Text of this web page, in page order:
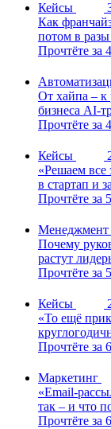
Кейсы
Как
потом в
Прочтёте за
От хайпа – к
бизнеса AI-
Прочтёте за
Кейсы
«Решаем все
в стартап и
Прочтёте за
Менеджмент
Почему
растут
Прочтёте за
Кейсы
«То ещё
Прочтёте за
Маркетинг
«Email-
так – и что
Прочтёте за